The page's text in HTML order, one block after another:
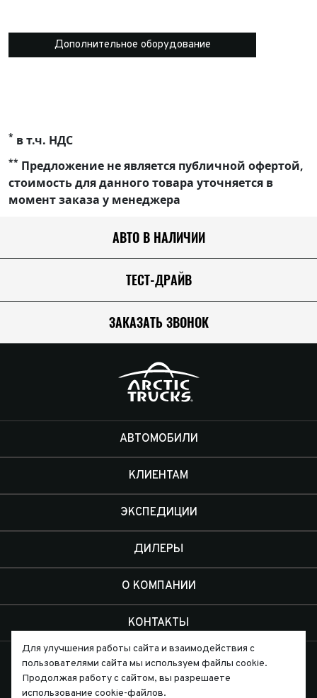
Дополнительное оборудование
* в т.ч. НДС
** Предложение не является публичной офертой,
стоимость для данного товара уточняется в
момент заказа у менеджера
АВТО В НАЛИЧИИ
ТЕСТ-ДРАЙВ
ЗАКАЗАТЬ ЗВОНОК
АВТОМОБИЛИ
КЛИЕНТАМ
ЭКСПЕДИЦИИ
ДИЛЕРЫ
О КОМПАНИИ
КОНТАКТЫ
Для улучшения работы сайта и взаимодействия с
пользователями сайта мы используем файлы cookie.
Продолжая работу с сайтом, вы разрешаете
использование cookie-файлов.